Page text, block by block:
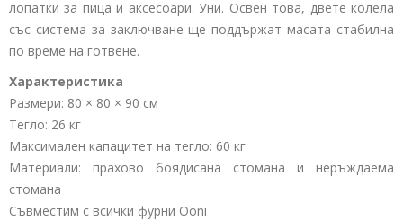
лопатки за пица и аксесоари. Уни. Освен това, двете колела
със система за заключване ще поддържат масата стабилна
по време на готвене.
Характеристика
Размери: 80 × 80 × 90 см
Тегло: 26 кг
Максимален капацитет на тегло: 60 кг
Материали: прахово боядисана стомана и неръждаема
стомана
Съвместим с всички фурни Ooni